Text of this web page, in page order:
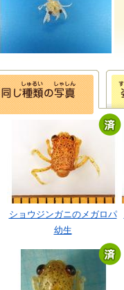
ショウジンガニのメガロパ
幼生